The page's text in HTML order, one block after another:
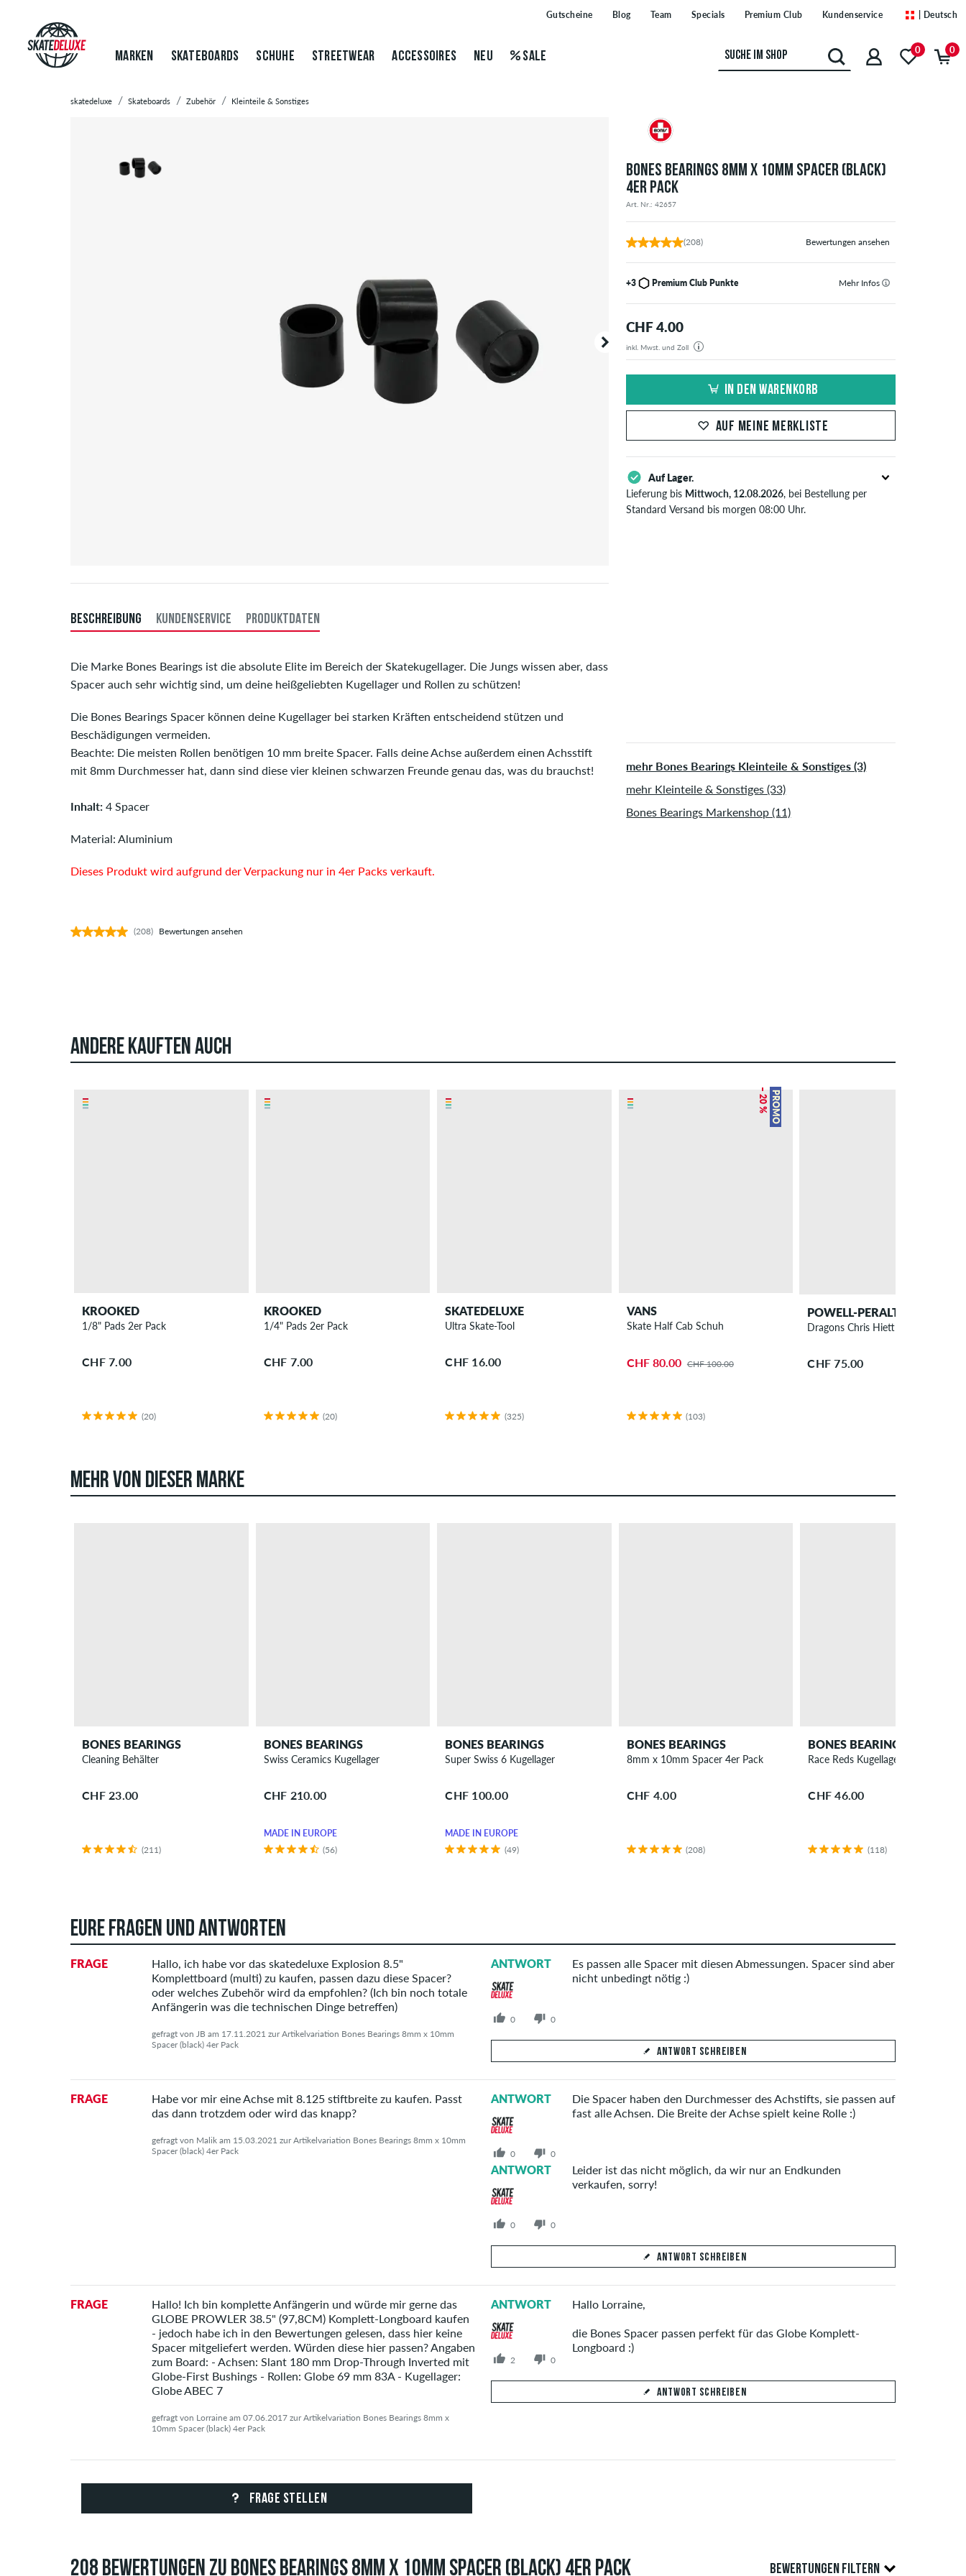
Gutscheine Blog Team Specials Premium Club Kundenservice | Deutsch
MARKEN SKATEBOARDS SCHUHE STREETWEAR ACCESSOIRES NEU SALE 0 0
skatedeluxe Skateboards Zubehör Kleinteile & Sonstiges
BONES BEARINGS 8MM X 10MM SPACER (BLACK)
4ER PACK
Art. Nr.: 42657
(208) Bewertungen ansehen
+3 Premium Club Punkte Mehr Infos
CHF 4.00
inkl. Mwst. und Zoll
Deine Bestellung wird aus unserem Lager in Deutschland verschickt. Alle Steuern und Zölle sind in dem
angezeigten Preis enthalten. Es fallen außer den Versandkosten keine zusätzlichen Gebühren an.
IN DEN WARENKORB
AUF MEINE MERKLISTE
Auf Lager.
Lieferung bis Mittwoch, 12.08.2026, bei Bestellung per
Standard Versand bis morgen 08:00 Uhr.
BESCHREIBUNG KUNDENSERVICE PRODUKTDATEN
Die Marke Bones Bearings ist die absolute Elite im Bereich der Skatekugellager. Die Jungs wissen aber, dass
Spacer auch sehr wichtig sind, um deine heißgeliebten Kugellager und Rollen zu schützen!
Die Bones Bearings Spacer können deine Kugellager bei starken Kräften entscheidend stützen und
Beschädigungen vermeiden.
Beachte: Die meisten Rollen benötigen 10 mm breite Spacer. Falls deine Achse außerdem einen Achsstift
mit 8mm Durchmesser hat, dann sind diese vier kleinen schwarzen Freunde genau das, was du brauchst!
Inhalt: 4 Spacer
Material: Aluminium
Dieses Produkt wird aufgrund der Verpackung nur in 4er Packs verkauft.
(208) Bewertungen ansehen
mehr Bones Bearings Kleinteile & Sonstiges (3)
mehr Kleinteile & Sonstiges (33)
Bones Bearings Markenshop (11)
ANDERE KAUFTEN AUCH
KROOKED
1/8" Pads 2er Pack
CHF 7.00
(20)
KROOKED
1/4" Pads 2er Pack
CHF 7.00
(20)
SKATEDELUXE
Ultra Skate-Tool
CHF 16.00
(325)
PROMO
– 20 %
VANS
Skate Half Cab Schuh
CHF 80.00 CHF 100.00
(103)
POWELL-PERALTA
Dragons Chris Hiett V7
CHF 75.00
MEHR VON DIESER MARKE
BONES BEARINGS
Cleaning Behälter
CHF 23.00
(211)
BONES BEARINGS
Swiss Ceramics Kugellager
CHF 210.00
MADE IN EUROPE
(56)
BONES BEARINGS
Super Swiss 6 Kugellager
CHF 100.00
MADE IN EUROPE
(49)
BONES BEARINGS
8mm x 10mm Spacer 4er Pack
CHF 4.00
(208)
BONES BEARINGS
Race Reds Kugellager
CHF 46.00
(118)
EURE FRAGEN UND ANTWORTEN
FRAGE
Hallo, ich habe vor das skatedeluxe Explosion 8.5"
Komplettboard (multi) zu kaufen, passen dazu diese Spacer?
oder welches Zubehör wird da empfohlen? (Ich bin noch totale
Anfängerin was die technischen Dinge betreffen)
gefragt von JB am 17.11.2021 zur Artikelvariation Bones Bearings 8mm x 10mm
Spacer (black) 4er Pack
ANTWORT
0 0
Es passen alle Spacer mit diesen Abmessungen. Spacer sind aber
nicht unbedingt nötig :)
ANTWORT SCHREIBEN
Beantworte hier die Frage von JB
ANTWORT ABSCHICKEN
FRAGE
Habe vor mir eine Achse mit 8.125 stiftbreite zu kaufen. Passt
das dann trotzdem oder wird das knapp?
gefragt von Malik am 15.03.2021 zur Artikelvariation Bones Bearings 8mm x 10mm
Spacer (black) 4er Pack
ANTWORT
0 0
Die Spacer haben den Durchmesser des Achstifts, sie passen auf
fast alle Achsen. Die Breite der Achse spielt keine Rolle :)
ANTWORT
0 0
Leider ist das nicht möglich, da wir nur an Endkunden
verkaufen, sorry!
ANTWORT SCHREIBEN
Deine Antwort
Beantworte hier die Frage von Malik
ANTWORT ABSCHICKEN
FRAGE
Hallo! Ich bin komplette Anfängerin und würde mir gerne das
GLOBE PROWLER 38.5" (97,8CM) Komplett-Longboard kaufen
- jedoch habe ich in den Bewertungen gelesen, dass hier keine
Spacer mitgeliefert werden. Würden diese hier passen? Angaben
zum Board: - Achsen: Slant 180 mm Drop-Through Inverted mit
Globe-First Bushings - Rollen: Globe 69 mm 83A - Kugellager:
Globe ABEC 7
gefragt von Lorraine am 07.06.2017 zur Artikelvariation Bones Bearings 8mm x
10mm Spacer (black) 4er Pack
ANTWORT
2 0
Hallo Lorraine,
die Bones Spacer passen perfekt für das Globe Komplett-
Longboard :)
ANTWORT SCHREIBEN
FRAGE STELLEN
208 BEWERTUNGEN ZU BONES BEARINGS 8MM X 10MM SPACER (BLACK) 4ER PACK BEWERTUNGEN FILTERN